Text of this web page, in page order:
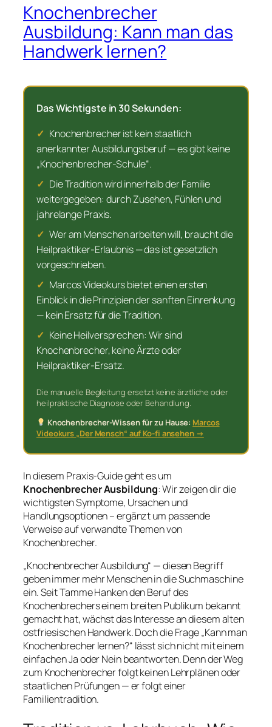
Knochenbrecher
Ausbildung: Kann man das
Handwerk lernen?
Das Wichtigste in 30 Sekunden:
✓ Knochenbrecher ist kein staatlich
anerkannter Ausbildungsberuf — es gibt keine
„Knochenbrecher-Schule“.
✓ Die Tradition wird innerhalb der Familie
weitergegeben: durch Zusehen, Fühlen und
jahrelange Praxis.
✓ Wer am Menschen arbeiten will, braucht die
Heilpraktiker-Erlaubnis — das ist gesetzlich
vorgeschrieben.
✓ Marcos Videokurs bietet einen ersten
Einblick in die Prinzipien der sanften Einrenkung
— kein Ersatz für die Tradition.
✓ Keine Heilversprechen: Wir sind
Knochenbrecher, keine Ärzte oder
Heilpraktiker-Ersatz.
Die manuelle Begleitung ersetzt keine ärztliche oder
heilpraktische Diagnose oder Behandlung.
Knochenbrecher-Wissen für zu Hause: Marcos
Videokurs „Der Mensch“ auf Ko-fi ansehen →
In diesem Praxis-Guide geht es um
Knochenbrecher Ausbildung: Wir zeigen dir die
wichtigsten Symptome, Ursachen und
Handlungsoptionen – ergänzt um passende
Verweise auf verwandte Themen von
Knochenbrecher.
„Knochenbrecher Ausbildung“ — diesen Begriff
geben immer mehr Menschen in die Suchmaschine
ein. Seit Tamme Hanken den Beruf des
Knochenbrechers einem breiten Publikum bekannt
gemacht hat, wächst das Interesse an diesem alten
ostfriesischen Handwerk. Doch die Frage „Kann man
Knochenbrecher lernen?“ lässt sich nicht mit einem
einfachen Ja oder Nein beantworten. Denn der Weg
zum Knochenbrecher folgt keinen Lehrplänen oder
staatlichen Prüfungen — er folgt einer
Familientradition.